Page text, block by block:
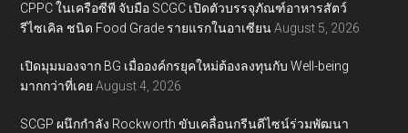
CPPC ในเครือซีพี จับมือ SCGC เปิดตัวบรรจุภัณฑ์อาหารสัตว์
รีไซเคิล ชนิด Food Grade รายแรกในอาเซียน August 5, 2026
เปิดมุมมองจาก BG เมื่อองค์กรยุคใหม่ต้องลงทุนกับ Well-being
มากกว่าที่เคย August 4, 2026
SCGP ผนึกกำลัง Rockworth ขับเคลื่อนกรีนดีไซน์ร่วมพัฒนา